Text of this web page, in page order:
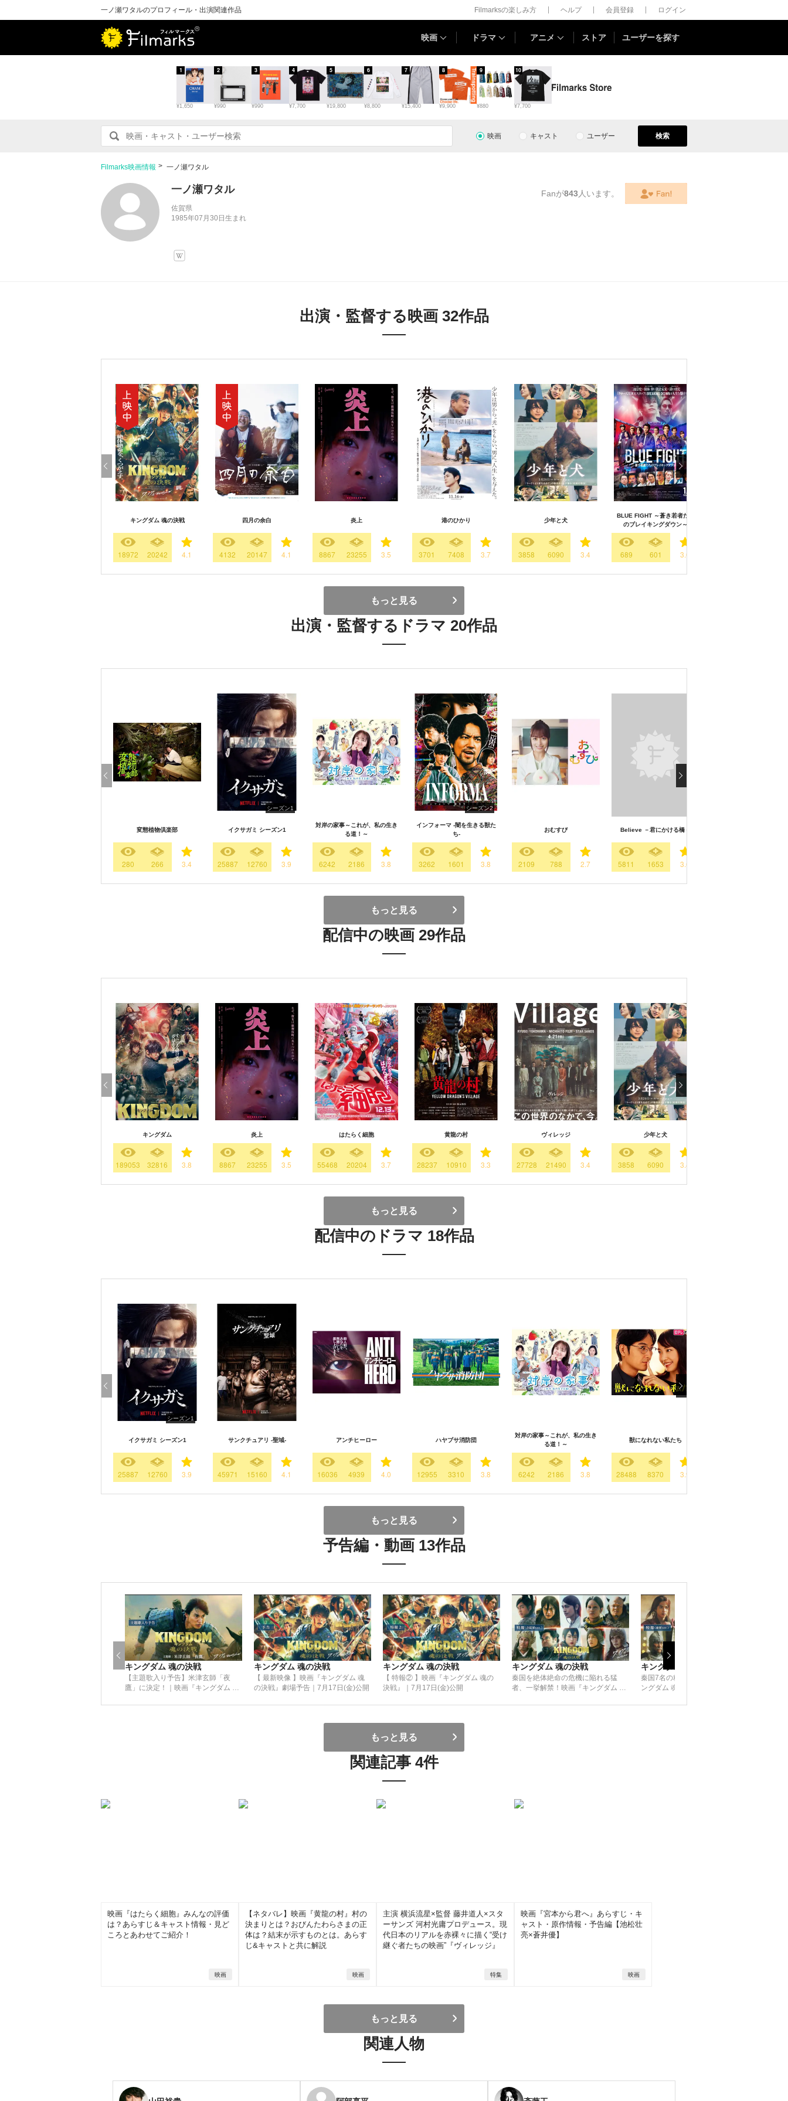
一ノ瀬ワタルのプロフィール・出演関連作品 Filmarksの楽しみ方 ヘルプ 会員登録 ログイン
映画 ドラマ アニメ ストア ユーザーを探す
¥1,650
1
¥990
2
¥990
3
¥7,700
4
¥19,800
5
¥8,800
6
¥15,400
7
¥9,900
8
¥880
9
¥7,700
10
映画 キャスト ユーザー 検索
Filmarks映画情報 一ノ瀬ワタル
一ノ瀬ワタル
佐賀県
1985年07月30日生まれ
Fanが843人います。
出演・監督する映画 32作品
キングダム 魂の決戦
18972 20242 4.1
四月の余白
4132 20147 4.1
炎上
8867 23255 3.5
港のひかり
3701 7408 3.7
少年と犬
3858 6090 3.4
BLUE FIGHT ～蒼き若者たち
のブレイキングダウン～
689 601 3.0
もっと見る
出演・監督するドラマ 20作品
変態植物倶楽部
280 266 3.4
シーズン1
イクサガミ シーズン1
25887 12760 3.9
対岸の家事～これが、私の生き
る道！～
6242 2186 3.8
シーズン2
インフォーマ -闇を生きる獣た
ち-
3262 1601 3.8
おむすび
2109 788 2.7
Believe －君にかける橋－
5811 1653 3.6
もっと見る
配信中の映画 29作品
キングダム
189053 32816 3.8
炎上
8867 23255 3.5
はたらく細胞
55468 20204 3.7
黄龍の村
28237 10910 3.3
ヴィレッジ
27728 21490 3.4
少年と犬
3858 6090 3.4
もっと見る
配信中のドラマ 18作品
シーズン1
イクサガミ シーズン1
25887 12760 3.9
サンクチュアリ -聖域-
45971 15160 4.1
アンチヒーロー
16036 4939 4.0
ハヤブサ消防団
12955 3310 3.8
対岸の家事～これが、私の生き
る道！～
6242 2186 3.8
獣になれない私たち
28488 8370 3.9
もっと見る
予告編・動画 13作品
キングダム 魂の決戦
【主題歌入り予告】米津玄師「夜
鷹」に決定！｜映画『キングダム 魂
キングダム 魂の決戦
【 最新映像 】映画『キングダム 魂
の決戦』劇場予告｜7月17日(金)公開
キングダム 魂の決戦
【 特報② 】映画『キングダム 魂の
決戦』｜7月17日(金)公開
キングダム 魂の決戦
秦国を絶体絶命の危機に陥れる猛
者、一挙解禁！映画『キングダム 魂
月17日(金)公開
キングダム 魂の決戦
秦国7名の精鋭、一挙解禁！映画『キ
ングダム 魂の決戦』【特報（秦軍
もっと見る
関連記事 4件
映画『はたらく細胞』みんなの評価
は？あらすじ＆キャスト情報・見ど
ころとあわせてご紹介！
映画
【ネタバレ】映画『黄龍の村』村の
決まりとは？おびんたわらさまの正
体は？結末が示すものとは。あらす
じ&キャストと共に解説
映画
主演 横浜流星×監督 藤井道人×スタ
ーサンズ 河村光庸プロデュース。現
代日本のリアルを赤裸々に描く“受け
継ぐ者たちの映画”『ヴィレッジ』
特集
映画『宮本から君へ』あらすじ・キ
ャスト・原作情報・予告編【池松壮
亮×蒼井優】
映画
もっと見る
関連人物